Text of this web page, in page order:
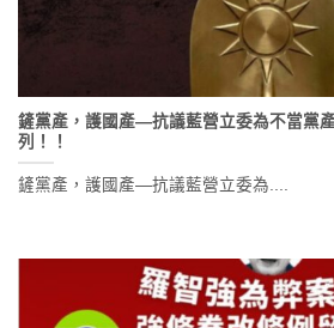
鏟黨產，護國產—抗議藍營立委為不當黨
列！！
鏟黨產，護國產—抗議藍營立委為....